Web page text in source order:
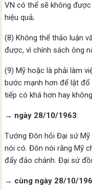
VN có thể sẽ không
hiệu quả;
(8) Không thể thảo luận
được, vì chính sách ông
(9) Mỹ hoặc là phải làm
bước mạnh hơn để lật đổ
tiếp có khá hơn hay
→ ngày 28/10/1963:
Tướng Đôn hỏi Đại sứ Mỹ
nói có. Đôn nói rằng Mỹ
đẩy đảo chánh. Đại sứ
→ cùng ngày 28/10/